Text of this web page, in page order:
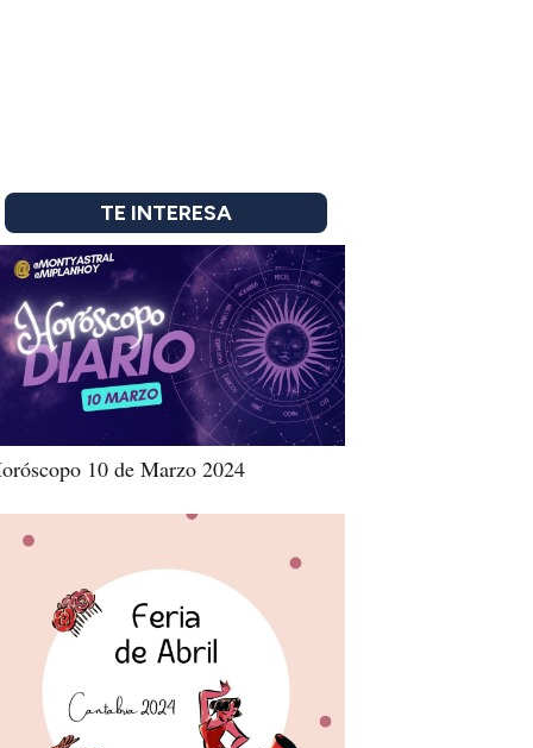
TE INTERESA
10 de Marzo 2024